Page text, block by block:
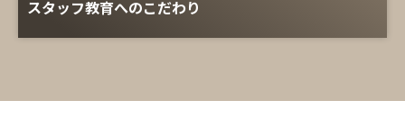
スタッフ教育へのこだわり